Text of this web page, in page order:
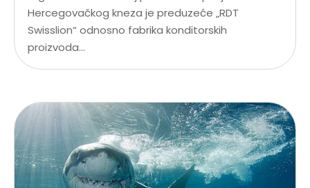
Hercegovačkog kneza je preduzeće „RDT
Swisslion“ odnosno fabrika konditorskih
proizvoda...